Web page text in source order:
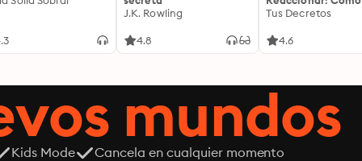
J.K. Rowling
4.8
Controlar Tus
liberarte de la
serena que
cada decisión
Tus Decretos
4.6
mundos
Kids Mode Cancela en cualquier momento